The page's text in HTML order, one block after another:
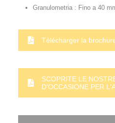
Granulometria : Fino a 40
Télécharger la
SCOPRITE LE
D'OCCASIONE PER